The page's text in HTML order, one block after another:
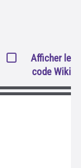
Afficher le
code Wiki